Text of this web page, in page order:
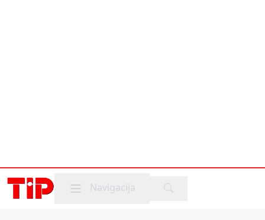
Mobile menu
Navigacija